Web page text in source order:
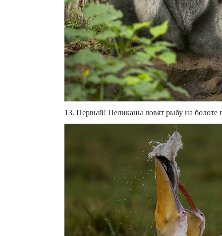
13. Первый! Пеликаны ловят рыбу на болоте